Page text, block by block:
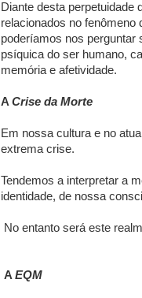
Diante desta perpetuidade
relacionados no
poderíamos nos perguntar
psíquica do ser humano,
memória e afetividade.
A Crise da Morte
Em nossa cultura e no
extrema crise.
Tendemos a interpretar a
identidade, de nossa
No entanto será este
A EQM